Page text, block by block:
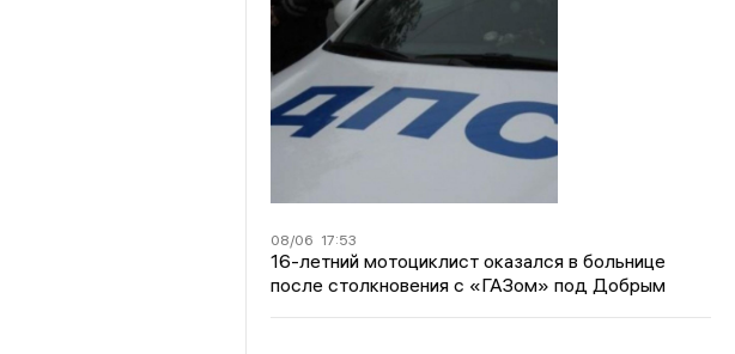
08/06 17:53
16-летний мотоциклист оказался в больнице
после столкновения с «ГАЗом» под Добрым